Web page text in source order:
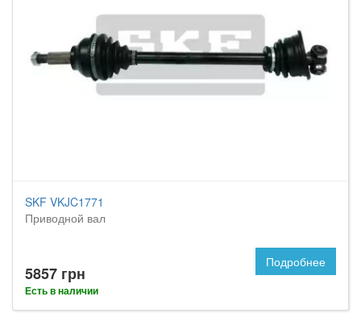
SKF VKJC1771
Приводной вал
5857 грн
Есть в наличии
Подробнее